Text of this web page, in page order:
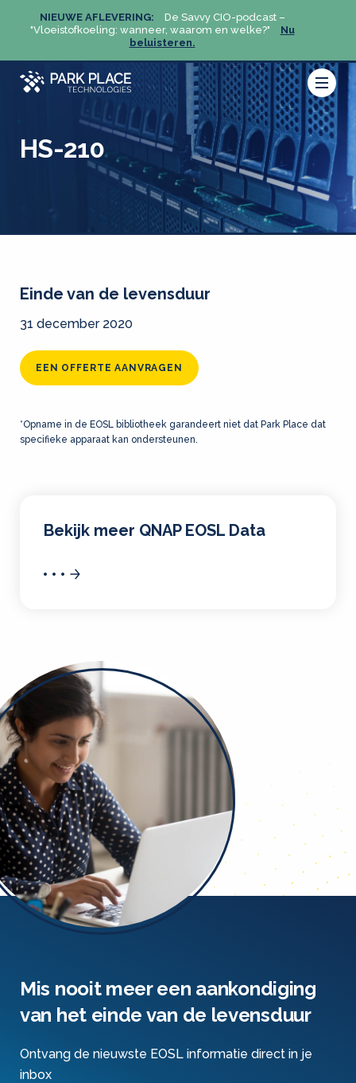
NIEUWE AFLEVERING:
De Savvy CIO-podcast –
"Vloeistofkoeling: wanneer, waarom en welke?"
Nu
beluisteren.
HS-210
Einde van de levensduur
31 december 2020
EEN OFFERTE AANVRAGEN
*Opname in de EOSL bibliotheek garandeert niet dat Park Place dat
specifieke apparaat kan ondersteunen.
Bekijk meer QNAP EOSL Data
Mis nooit meer een aankondiging
van het einde van de levensduur
Ontvang de nieuwste EOSL informatie direct in je
inbox